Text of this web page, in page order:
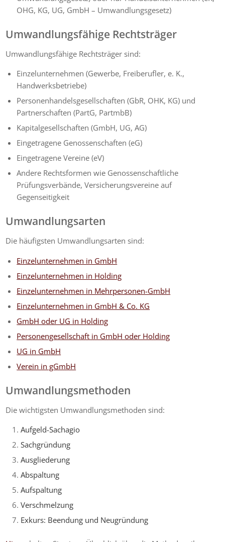
OHG, KG, UG, GmbH – Umwandlungsgesetz)
Umwandlungsfähige Rechtsträger
Umwandlungsfähige Rechtsträger sind:
Einzelunternehmen (Gewerbe, Freiberufler, e. K.,
Handwerksbetriebe)
Personenhandelsgesellschaften (GbR, OHK, KG) und
Partnerschaften (PartG, PartmbB)
Kapitalgesellschaften (GmbH, UG, AG)
Eingetragene Genossenschaften (eG)
Eingetragene Vereine (eV)
Andere Rechtsformen wie Genossenschaftliche
Prüfungsverbände, Versicherungsvereine auf
Gegenseitigkeit
Umwandlungsarten
Die häufigsten Umwandlungsarten sind:
Einzelunternehmen in GmbH
Einzelunternehmen in Holding
Einzelunternehmen in Mehrpersonen-GmbH
Einzelunternehmen in GmbH & Co. KG
GmbH oder UG in Holding
Personengesellschaft in GmbH oder Holding
UG in GmbH
Verein in gGmbH
Umwandlungsmethoden
Die wichtigsten Umwandlungsmethoden sind:
Aufgeld-Sachagio
Sachgründung
Ausgliederung
Abspaltung
Aufspaltung
Verschmelzung
Exkurs: Beendung und Neugründung